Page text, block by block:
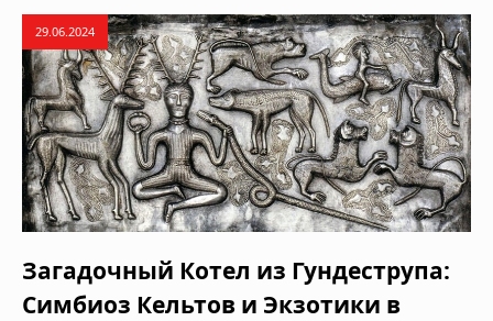
29.06.2024
Загадочный Котел из Гундеструпа:
Симбиоз Кельтов и Экзотики в